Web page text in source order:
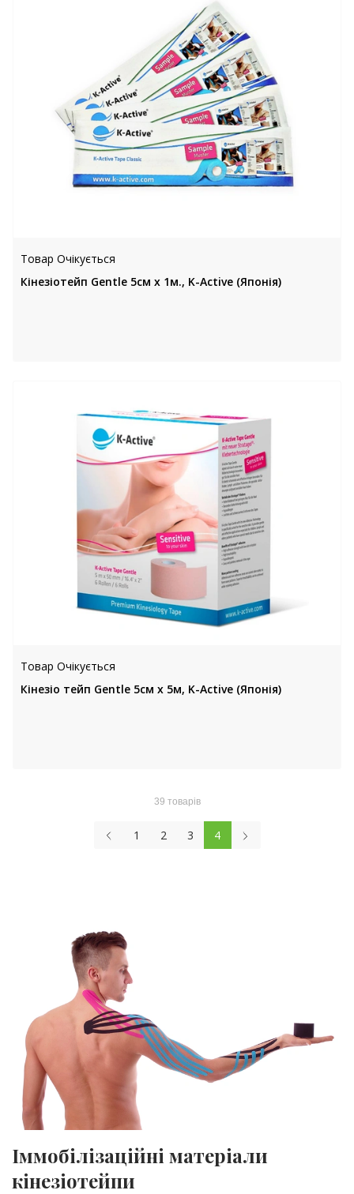
Товар Очікується
Кінезіотейп Gentle 5см х 1м., K-Active (Японія)
Товар Очікується
Кінезіо тейп Gentle 5см х 5м, K-Active (Японія)
39 товарів
1 2 3 4
Іммобілізаційні матеріали
кінезіотейпи